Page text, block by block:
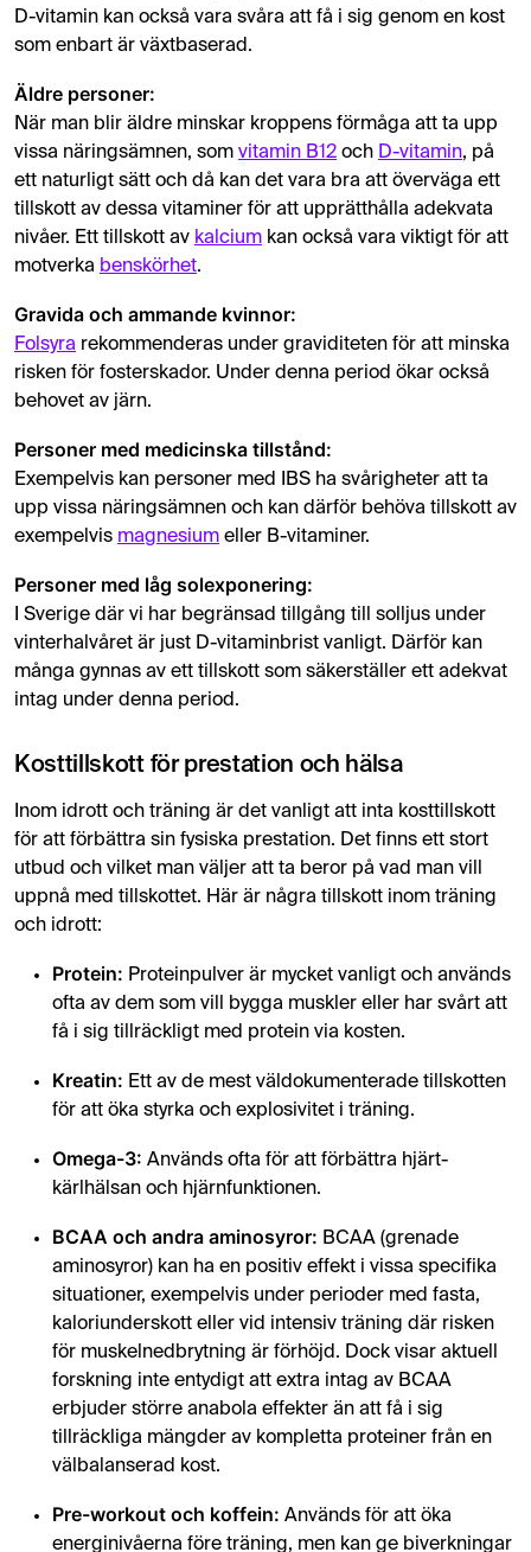
D-vitamin kan också vara svåra att få i sig genom en kost
som enbart är växtbaserad.
Äldre personer:
När man blir äldre minskar kroppens förmåga att ta upp
vissa näringsämnen, som vitamin B12 och D-vitamin, på
ett naturligt sätt och då kan det vara bra att överväga ett
tillskott av dessa vitaminer för att upprätthålla adekvata
nivåer. Ett tillskott av kalcium kan också vara viktigt för att
motverka benskörhet.
Gravida och ammande kvinnor:
Folsyra rekommenderas under graviditeten för att minska
risken för fosterskador. Under denna period ökar också
behovet av järn.
Personer med medicinska tillstånd:
Exempelvis kan personer med IBS ha svårigheter att ta
upp vissa näringsämnen och kan därför behöva tillskott av
exempelvis magnesium eller B-vitaminer.
Personer med låg solexponering:
I Sverige där vi har begränsad tillgång till solljus under
vinterhalvåret är just D-vitaminbrist vanligt. Därför kan
många gynnas av ett tillskott som säkerställer ett adekvat
intag under denna period.
Kosttillskott för prestation och hälsa
Inom idrott och träning är det vanligt att inta kosttillskott
för att förbättra sin fysiska prestation. Det finns ett stort
utbud och vilket man väljer att ta beror på vad man vill
uppnå med tillskottet. Här är några tillskott inom träning
och idrott:
Protein: Proteinpulver är mycket vanligt och används
ofta av dem som vill bygga muskler eller har svårt att
få i sig tillräckligt med protein via kosten.
Kreatin: Ett av de mest väldokumenterade tillskotten
för att öka styrka och explosivitet i träning.
Omega-3: Används ofta för att förbättra hjärt-
kärlhälsan och hjärnfunktionen.
BCAA och andra aminosyror: BCAA (grenade
aminosyror) kan ha en positiv effekt i vissa specifika
situationer, exempelvis under perioder med fasta,
kaloriunderskott eller vid intensiv träning där risken
för muskelnedbrytning är förhöjd. Dock visar aktuell
forskning inte entydigt att extra intag av BCAA
erbjuder större anabola effekter än att få i sig
tillräckliga mängder av kompletta proteiner från en
välbalanserad kost.
Pre-workout och koffein: Används för att öka
energinivåerna före träning, men kan ge biverkningar